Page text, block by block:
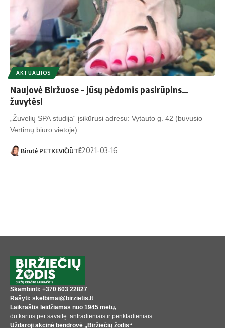
AKTUALIJOS
Naujovė Biržuose – jūsų pėdomis pasirūpins…
žuvytės!
„Žuvelių SPA studija“ įsikūrusi adresu: Vytauto g. 42 (buvusio
Vertimų biuro vietoje).…
Birutė PETKEVIČIŪTĖ2021-03-16
Skambinti: +370 603 22827
Rašyti: skelbimai@birzietis.lt
Laikraštis leidžiamas nuo 1945 metų,
du kartus per savaitę: antradieniais ir penktadieniais.
Uždaroji akcinė bendrovė „Biržiečių žodis“